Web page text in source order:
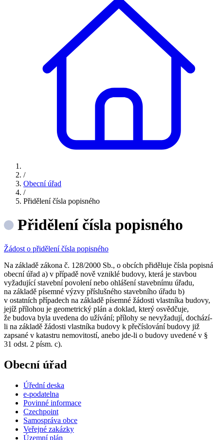
/
Obecní úřad
/
Přidělení čísla popisného
Přidělení čísla popisného
Žádost o přidělení čísla popisného
Na základě zákona č. 128/2000 Sb., o obcích přiděluje čísla popisná
obecní úřad a) v případě nově vzniklé budovy, která je stavbou
vyžadující stavební povolení nebo ohlášení stavebnímu úřadu,
na základě písemné výzvy příslušného stavebního úřadu b)
v ostatních případech na základě písemné žádosti vlastníka budovy,
jejíž přílohou je geometrický plán a doklad, který osvědčuje,
že budova byla uvedena do užívání; přílohy se nevyžadují, dochází-
li na základě žádosti vlastníka budovy k přečíslování budovy již
zapsané v katastru nemovitostí, anebo jde-li o budovy uvedené v §
31 odst. 2 písm. c).
Obecní úřad
Úřední deska
e-podatelna
Povinné informace
Czechpoint
Samospráva obce
Veřejné zakázky
Územní plán